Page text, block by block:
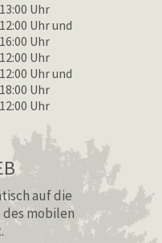
Uhr
Uhr und
Uhr
Uhr
Uhr und
Uhr
Uhr
auf die
mobilen